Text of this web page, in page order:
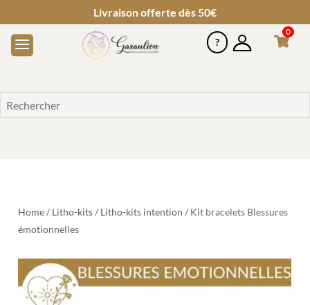
Livraison offerte dès 50€
0
Home/ Litho-kits/ Litho-kits intention / Kit bracelets Blessures
émotionnelles